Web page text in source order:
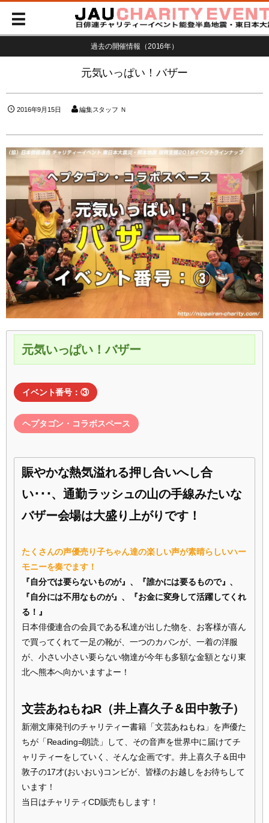
過去の開催情報（2016年）
元気いっぱい！バザー
2016年9月15日 編集スタッフ Ｎ
元気いっぱい！バザー
イベント番号：③
ヘプタゴン・コラボスペース
賑やかな熱気溢れる押し合いへし合
い･･･、通勤ラッシュの山の手線みたいな
バザー会場は大盛り上がりです！
たくさんの声優売り子ちゃん達の楽しい声が素晴らしいハー
モニーを奏でます！
『自分では要らないものが』、『誰かには要るもので』、
『自分には不用なものが』、『お金に変身して活躍してくれ
る！』
日本俳優連合の会員である私達が出した物を、お客様が喜ん
で買ってくれて一足の靴が、一つのカバンが、一着の洋服
が、小さい小さい要らない物達が今年も多額な金額となり東
北へ熊本へ向かいますよー！
文芸あねもねR（井上喜久子＆田中敦子）
新潮文庫発刊のチャリティー書籍「文芸あねもね」を声優た
ちが「Reading=朗読」して、その音声を世界中に届けてチ
ャリティーをしていく、そんな企画です。井上喜久子＆田中
敦子の17才(おいおい)コンビが、皆様のお越しをお待ちして
います！
当日はチャリティCD販売もします！